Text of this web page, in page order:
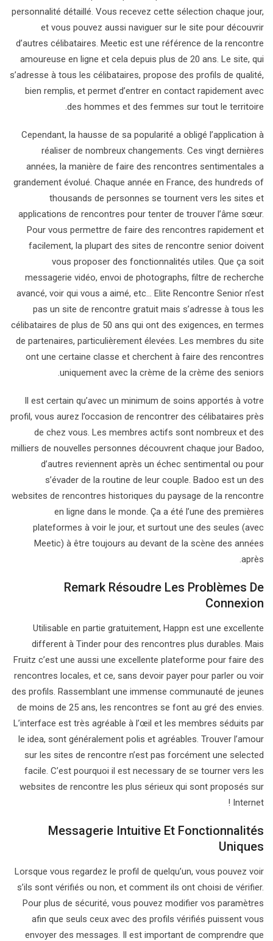
personnalité détaillé. Vous recevez cette sélection chaque jour,
et vous pouvez aussi naviguer sur le site pour découvrir
d’autres célibataires. Meetic est une référence de la rencontre
amoureuse en ligne et cela depuis plus de 20 ans. Le site, qui
s’adresse à tous les célibataires, propose des profils de qualité,
bien remplis, et permet d’entrer en contact rapidement avec
des hommes et des femmes sur tout le territoire.
Cependant, la hausse de sa popularité a obligé l’application à
réaliser de nombreux changements. Ces vingt dernières
années, la manière de faire des rencontres sentimentales a
grandement évolué. Chaque année en France, des hundreds of
thousands de personnes se tournent vers les sites et
applications de rencontres pour tenter de trouver l’âme sœur.
Pour vous permettre de faire des rencontres rapidement et
facilement, la plupart des sites de rencontre senior doivent
vous proposer des fonctionnalités utiles. Que ça soit
messagerie vidéo, envoi de photographs, filtre de recherche
avancé, voir qui vous a aimé, etc… Elite Rencontre Senior n’est
pas un site de rencontre gratuit mais s’adresse à tous les
célibataires de plus de 50 ans qui ont des exigences, en termes
de partenaires, particulièrement élevées. Les membres du site
ont une certaine classe et cherchent à faire des rencontres
uniquement avec la crème de la crème des seniors.
Il est certain qu’avec un minimum de soins apportés à votre
profil, vous aurez l’occasion de rencontrer des célibataires près
de chez vous. Les membres actifs sont nombreux et des
milliers de nouvelles personnes découvrent chaque jour Badoo,
d’autres reviennent après un échec sentimental ou pour
s’évader de la routine de leur couple. Badoo est un des
websites de rencontres historiques du paysage de la rencontre
en ligne dans le monde. Ça a été l’une des premières
plateformes à voir le jour, et surtout une des seules (avec
Meetic) à être toujours au devant de la scène des années
après.
Remark Résoudre Les Problèmes De
Connexion
Utilisable en partie gratuitement, Happn est une excellente
different à Tinder pour des rencontres plus durables. Mais
Fruitz c’est une aussi une excellente plateforme pour faire des
rencontres locales, et ce, sans devoir payer pour parler ou voir
des profils. Rassemblant une immense communauté de jeunes
de moins de 25 ans, les rencontres se font au gré des envies.
L’interface est très agréable à l’œil et les membres séduits par
le idea, sont généralement polis et agréables. Trouver l’amour
sur les sites de rencontre n’est pas forcément une selected
facile. C’est pourquoi il est necessary de se tourner vers les
websites de rencontre les plus sérieux qui sont proposés sur
Internet !
Messagerie Intuitive Et Fonctionnalités
Uniques
Lorsque vous regardez le profil de quelqu’un, vous pouvez voir
s’ils sont vérifiés ou non, et comment ils ont choisi de vérifier.
Pour plus de sécurité, vous pouvez modifier vos paramètres
afin que seuls ceux avec des profils vérifiés puissent vous
envoyer des messages. Il est important de comprendre que